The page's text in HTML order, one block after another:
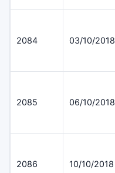
2084 03/10/2018
2085 06/10/2018
2086 10/10/2018